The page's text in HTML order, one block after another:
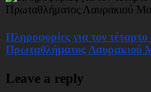
Πληροφορίες για τον
Πρωταθλήματος Λαυρακιού
Leave a reply